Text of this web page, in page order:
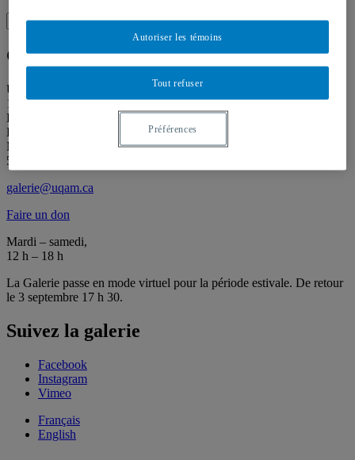
Search
for:
Galerie de l’UQAM
Université du Québec à Montréal
1400 rue Berri
Pavillon Judith-Jasmin
Local J-R120
Montréal (QC) Canada
514 987-6150
galerie@uqam.ca
Faire un don
Mardi – samedi,
12 h – 18 h
La Galerie passe en mode virtuel pour la période estivale. De retour
le 3 septembre 17 h 30.
Suivez la galerie
Facebook
Instagram
Vimeo
Français
English
Tout refuser
Autoriser les témoins
Préférences